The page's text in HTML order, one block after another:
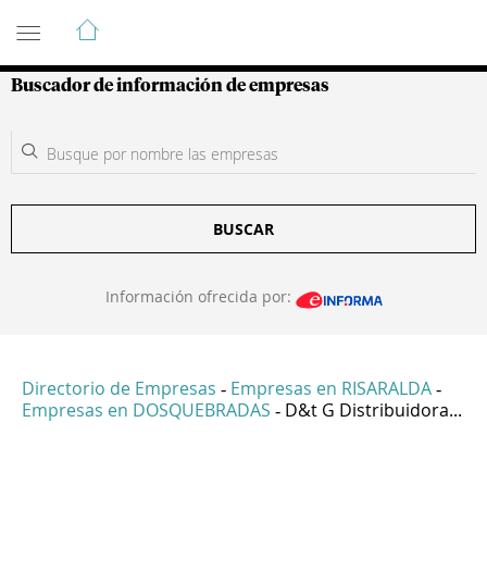
Guía de Empresas Colombianas
Buscador de información de empresas
BUSCAR
Información ofrecida por:
Directorio de Empresas - Empresas en RISARALDA -
Empresas en DOSQUEBRADAS - D&t G Distribuidora...